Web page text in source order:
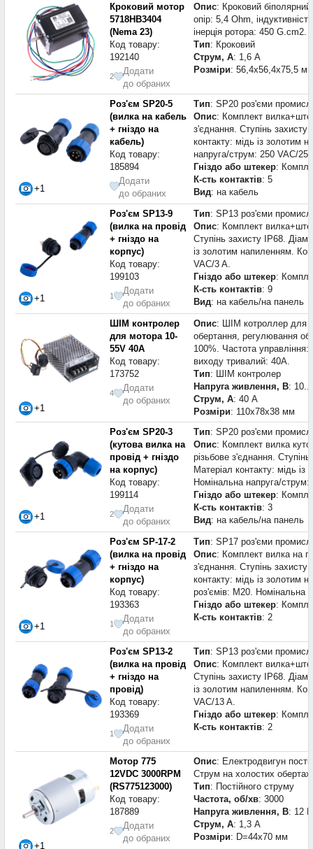
Кроковий мотор
5718HB3404
(Nema 23)
Код товару:
192140
2
Додати
до обраних
Опис: Кроковий
опір: 5,4 Ohm,
інерція ротора: 450
Тип: Кроковий
Струм, А: 1,6 А
Розміри: 56,4x56,4x75,5 мм
+1
Роз'єм SP20-5
(вилка на кабель
+ гніздо на
кабель)
Код товару:
185894
Додати
до обраних
Тип: SP20 роз'єми
Опис: Комплект
з'єднання. Ступінь
контакту: мідь із золотим
напруга/струм: 250 VAC/25
Гніздо або штекер:
К-сть контактів: 5
Вид: на кабель
+1
Роз'єм SP13-9
(вилка на провід
+ гніздо на
корпус)
Код товару:
199103
1
Додати
до обраних
Тип: SP13 роз'єми
Опис: Комплект
Ступінь захисту IP68.
із золотим напиленням.
VAC/3 A.
Гніздо або штекер:
К-сть контактів: 9
Вид: на кабель/на панель
+1
ШІМ контролер
для мотора 10-
55V 40A
Код товару:
173752
4
Додати
до обраних
Опис: ШІМ котроллер для
обертання, регулювання
100%. Частота
виходу тривалий: 40A.
Тип: ШІМ контролер
Напруга живлення, В:
Струм, А: 40 А
Розміри: 110x78x38 мм
+1
Роз'єм SP20-3
(кутова вилка на
провід + гніздо
на корпус)
Код товару:
199114
2
Додати
до обраних
Тип: SP20 роз'єми
Опис: Комплект вилка
різьбове з'єднання.
Матеріал контакту: мідь
Номінальна напруга/
Гніздо або штекер:
К-сть контактів: 3
Вид: на кабель/на панель
+1
Роз'єм SP-17-2
(вилка на провід
+ гніздо на
корпус)
Код товару:
193363
1
Додати
до обраних
Тип: SP17 роз'єми
Опис: Комплект вилка на
з'єднання. Ступінь
контакту: мідь із золотим
роз'ємів: М20. Номінальна
Гніздо або штекер:
К-сть контактів: 2
Роз'єм SP13-2
(вилка на провід
+ гніздо на
провід)
Код товару:
193369
1
Додати
до обраних
Тип: SP13 роз'єми
Опис: Комплект
Ступінь захисту IP68.
із золотим напиленням.
VAC/13 A.
Гніздо або штекер:
К-сть контактів: 2
+1
Мотор 775
12VDC 3000RPM
(RS775123000)
Код товару:
187889
2
Додати
до обраних
Опис: Електродвигун
Струм на холостих
Тип: Постійного струму
Частота, об/хв: 3000
Напруга живлення, В: 12 В
Струм, А: 1,3 А
Розміри: D=44x70 мм